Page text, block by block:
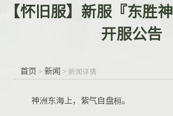
【怀旧服】新服『东胜
开服公告
首页 > 新闻 > 新闻详情
神洲东海上，紫气自盘桓。